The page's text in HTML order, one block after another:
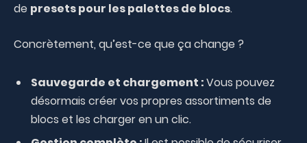
de presets pour les palettes de blocs.
Concrètement, qu’est-ce que ça change ?
Sauvegarde et chargement :Vous pouvez
désormais créer vos propres assortiments de
blocs et les charger en un clic.